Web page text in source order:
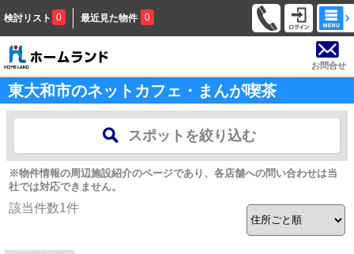
検討リスト 0 最近見た物件 0
お問合せ
東大和市のネットカフェ・まんが喫茶
スポットを絞り込む
※物件情報の周辺施設紹介のページであり、各店舗への問い合わせは当
社では対応できません。
該当件数1件